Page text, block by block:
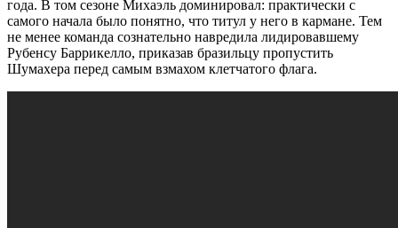
года. В том сезоне Михаэль доминировал: практически с
самого начала было понятно, что титул у него в кармане. Тем
не менее команда сознательно навредила лидировавшему
Рубенсу Баррикелло, приказав бразильцу пропустить
Шумахера перед самым взмахом клетчатого флага.